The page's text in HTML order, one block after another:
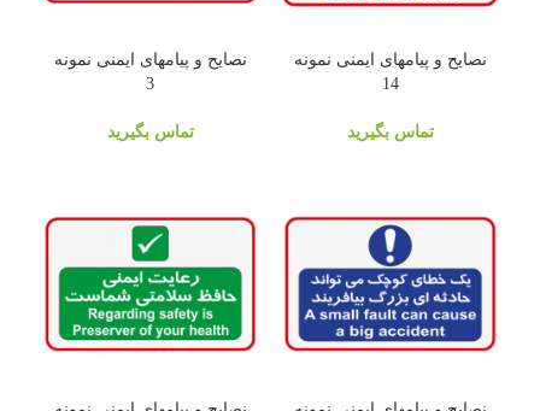
نصایح و پیامهای ایمنی نمونه
14
تماس بگیرید
نصایح و پیامهای ایمنی نمونه
3
تماس بگیرید